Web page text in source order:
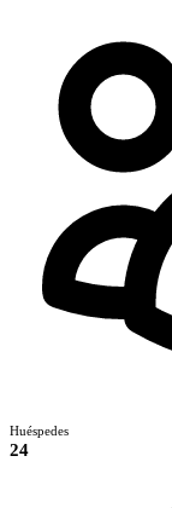
Huéspedes
24